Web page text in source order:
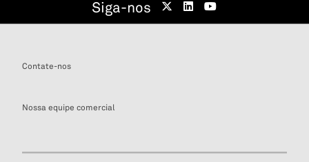
Siga-nos
Contate-nos
Nossa equipe comercial